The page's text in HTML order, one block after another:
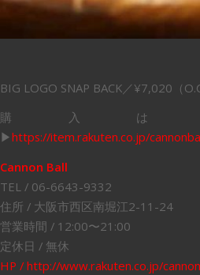
BIG LOGO SNAP BACK／¥7,020（
購入は
▶︎https://item.rakuten.co.jp/
Cannon Ball
TEL / 06-6643-9332
住所 / 大阪市西区南堀江2-11-24
営業時間 / 12:00〜21:00
定休日 / 無休
HP / http://www.rakuten.co.jp/